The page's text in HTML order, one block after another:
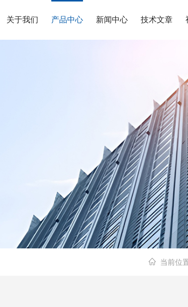
关于我们 产品中心 新闻中心 技术文章
当前位